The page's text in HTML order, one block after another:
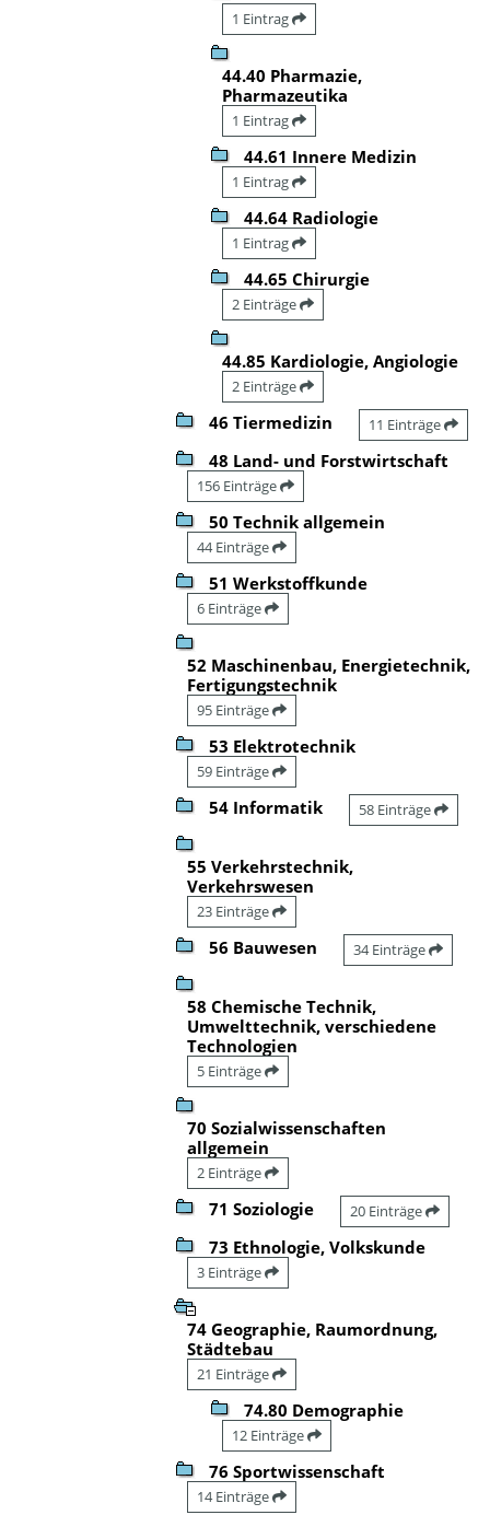
1 Eintrag
44.40 Pharmazie,
Pharmazeutika
1 Eintrag
44.61 Innere Medizin
1 Eintrag
44.64 Radiologie
1 Eintrag
44.65 Chirurgie
2 Einträge
44.85 Kardiologie, Angiologie
2 Einträge
46 Tiermedizin 11 Einträge
48 Land- und Forstwirtschaft
156 Einträge
50 Technik allgemein
44 Einträge
51 Werkstoffkunde
6 Einträge
52 Maschinenbau, Energietechnik,
Fertigungstechnik
95 Einträge
53 Elektrotechnik
59 Einträge
54 Informatik 58 Einträge
55 Verkehrstechnik,
Verkehrswesen
23 Einträge
56 Bauwesen 34 Einträge
58 Chemische Technik,
Umwelttechnik, verschiedene
Technologien
5 Einträge
70 Sozialwissenschaften
allgemein
2 Einträge
71 Soziologie 20 Einträge
73 Ethnologie, Volkskunde
3 Einträge
74 Geographie, Raumordnung,
Städtebau
21 Einträge
74.80 Demographie
12 Einträge
76 Sportwissenschaft
14 Einträge